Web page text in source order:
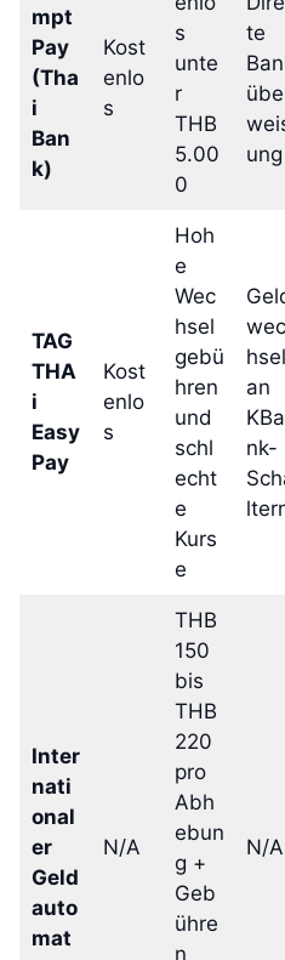
mpt
Pay
(Tha
i
Ban
k)
Kost
enlo
s
s
unte
r
THB
5.00
0
te
ung
TAG
THA
i
Easy
Pay
Kost
enlo
s
Hoh
e
Wec
hsel
gebü
hren
und
schl
echt
e
Kurs
e
wec
hsel
an
KBa
nk-
Inter
nati
onal
er
Geld
auto
mat
N/A
THB
150
bis
THB
220
pro
Abh
ebun
g +
Geb
ühre
n
N/A